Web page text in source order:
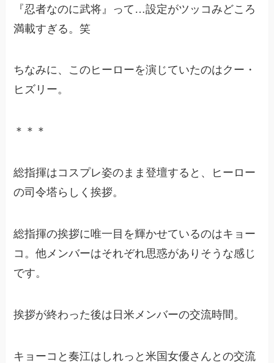
『忍者なのに武将』って…設定がツッコみどころ
満載すぎる。笑
ちなみに、このヒーローを演じていたのはクー・
ヒズリー。
＊＊＊
総指揮はコスプレ姿のまま登壇すると、ヒーロー
の司令塔らしく挨拶。
総指揮の挨拶に唯一目を輝かせているのはキョー
コ。他メンバーはそれぞれ思惑がありそうな感じ
です。
挨拶が終わった後は日米メンバーの交流時間。
キョーコと奏江はしれっと米国女優さんとの交流